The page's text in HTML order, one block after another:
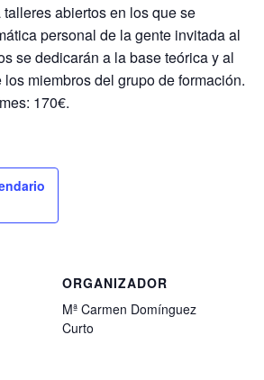
abiertos en los que se
personal de la gente invitada al
se dedicarán a la base teórica y al
miembros del grupo de formación.
170€.
ORGANIZADOR
Mª Carmen Domínguez
Curto